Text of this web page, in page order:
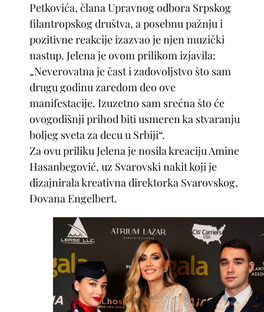
Petkovića, člana Upravnog odbora Srpskog
filantropskog društva, a posebnu pažnju i
pozitivne reakcije izazvao je njen muzički
nastup. Jelena je ovom prilikom izjavila:
„Neverovatna je čast i zadovoljstvo što sam
drugu godinu zaredom deo ove
manifestacije. Izuzetno sam srećna što će
ovogodišnji prihod biti usmeren ka stvaranju
boljeg sveta za decu u Srbiji“.
Za ovu priliku Jelena je nosila kreaciju Amine
Hasanbegović, uz Svarovski nakit koji je
dizajnirala kreativna direktorka Svarovskog,
Đovana Engelbert.